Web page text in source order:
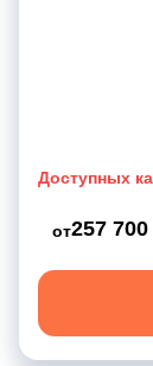
Доступных
от257